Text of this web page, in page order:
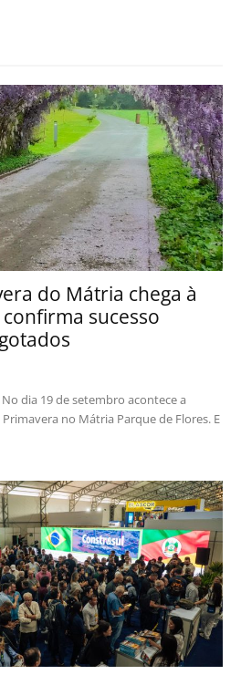
do Mátria chega à
sucesso
No dia 19 de setembro acontece a
no Mátria Parque de Flores. E